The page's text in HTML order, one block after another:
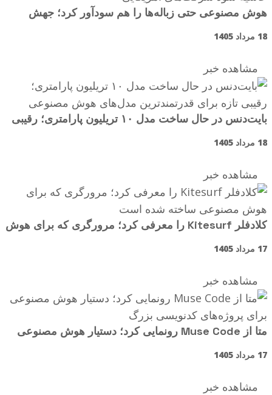
هوش مصنوعی حتی زباله‌ها را هم سودآور کرد؛ جهش
18 مرداد 1405
مشاهده خبر
بایت‌دنس در حال ساخت مدل ۱۰ تریلیون پارامتری؛ رقیبی
18 مرداد 1405
مشاهده خبر
کلادفلر Kitesurf را معرفی کرد؛ مرورگری که برای هوش
17 مرداد 1405
مشاهده خبر
متا از Muse Code رونمایی کرد؛ دستیار هوش مصنوعی
17 مرداد 1405
مشاهده خبر